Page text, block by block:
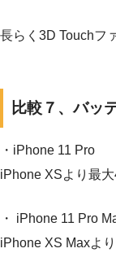
長らく3D Touchフ
比較７、バッ
・iPhone 11 Pro
iPhone XSより最
・ iPhone 11 Pro
iPhone XS Maxよ